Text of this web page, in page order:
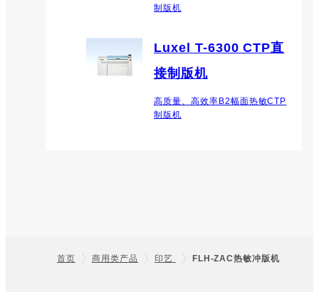
制版机
Luxel T-6300 CTP直
接制版机
高质量、高效率B2幅面热敏CTP
制版机
首页 商用类产品 印艺 FLH-ZAC热敏冲版机